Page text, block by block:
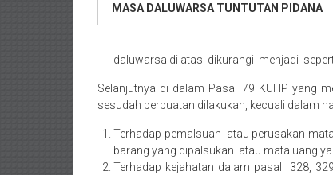
Barat/
Lampung
Jambi/
Bengkulu/
Medan/
Damasyaraya/
Solok/
MASA DALUWARSA TUNTUTAN PIDANA
daluwarsa di atas dikurangi menjadi
Selanjutnya di dalam Pasal 79 KUHP yang
sesudah perbuatan dilakukan, kecuali dalam
Terhadap pemalsuan atau perusakan
barang yang dipalsukan atau mata uang
Terhadap kejahatan dalam pasal 328,